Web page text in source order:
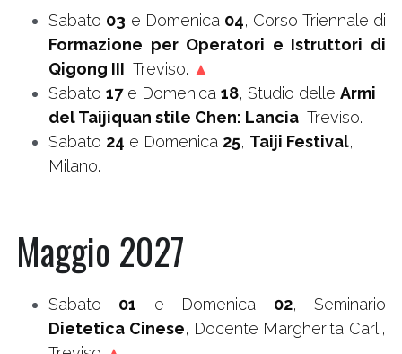
Sabato 03 e Domenica 04
Formazione per Operatori e Istruttori di
Qigong III, Treviso. ▲
Sabato 17 e Domenica 18, Studio delle Armi
del Taijiquan stile Chen: Lancia, Treviso.
Sabato 24 e Domenica 25, Taiji Festival,
Milano.
Maggio 2027
Sabato 01 e Domenica 02
Dietetica Cinese, Docente Margherita Carli,